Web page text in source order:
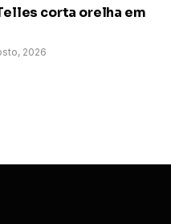
corta orelha em
2026